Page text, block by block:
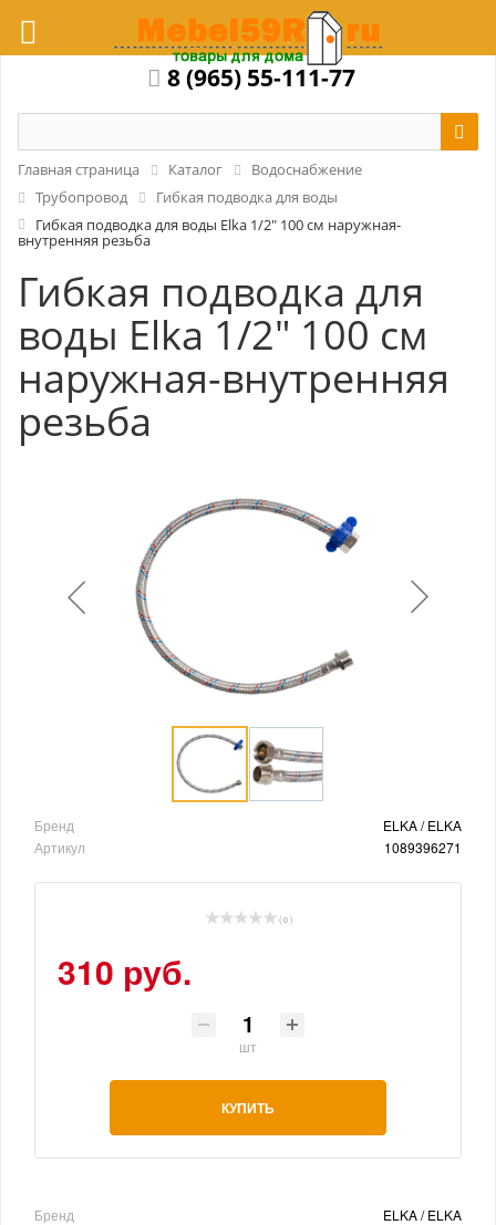
8 (965) 55-111-77
Главная страница Каталог
Водоснабжение
Трубопровод
Гибкая подводка для воды
Гибкая подводка для воды Elka 1/2" 100 см наружная-
внутренняя резьба
Гибкая подводка для
воды Elka 1/2" 100 см
наружная-внутренняя
резьба
Бренд
ELKA / ELKA
Артикул
1089396271
( 0 )
310 руб.
шт
КУПИТЬ
Бренд
ELKA / ELKA